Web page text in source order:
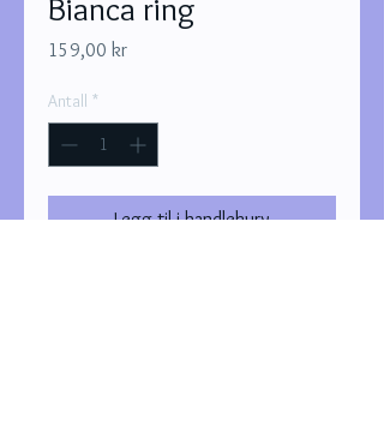
Bianca ring
159,00 krPris
Antall *
Legg til i handlekurv